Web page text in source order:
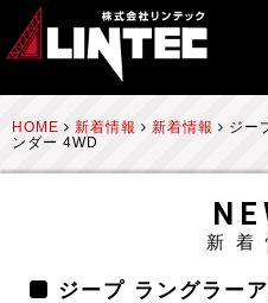
HOME 新着情報 新着情報
ジー
ンダー 4WD
新着
ジープ ラングラー